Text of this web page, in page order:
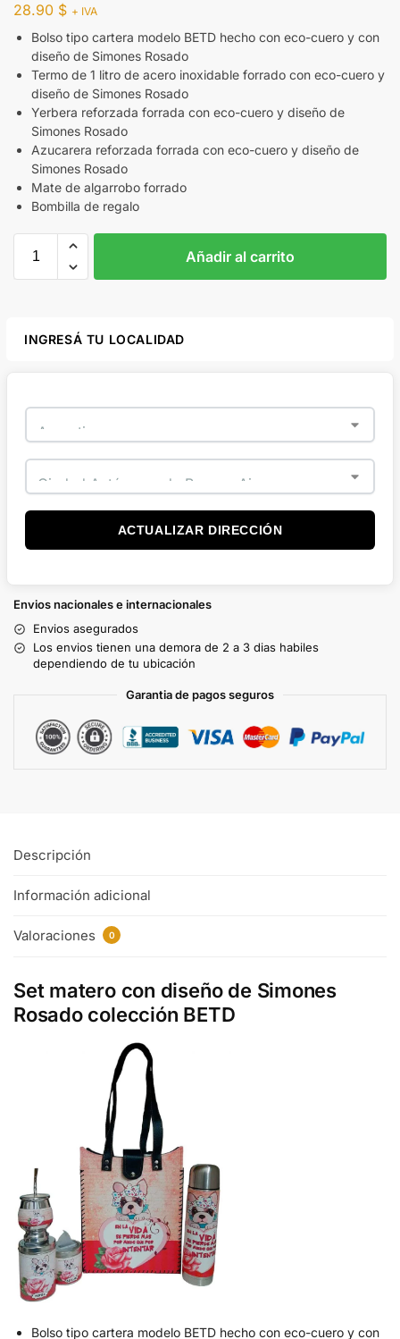
28.90 $ + IVA
Bolso tipo cartera modelo BETD hecho con eco-cuero y con
diseño de Simones Rosado
Termo de 1 litro de acero inoxidable forrado con eco-cuero y
diseño de Simones Rosado
Yerbera reforzada forrada con eco-cuero y diseño de
Simones Rosado
Azucarera reforzada forrada con eco-cuero y diseño de
Simones Rosado
Mate de algarrobo forrado
Bombilla de regalo
Añadir al carrito
INGRESÁ TU LOCALIDAD
ACTUALIZAR DIRECCIÓN
Envios nacionales e internacionales
Envios asegurados
Los envios tienen una demora de 2 a 3 dias habiles
dependiendo de tu ubicación
Garantia de pagos seguros
Descripción
Información adicional
Valoraciones 0
Set matero con diseño de Simones
Rosado colección BETD
Bolso tipo cartera modelo BETD hecho con eco-cuero y con